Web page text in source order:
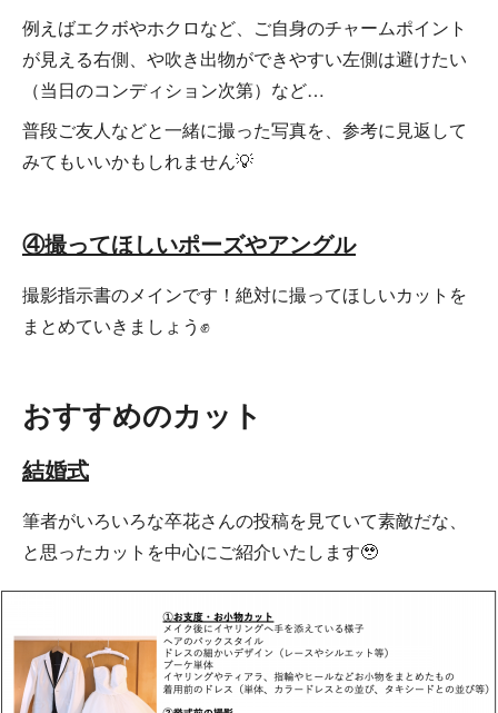
例えばエクボやホクロなど、ご自身のチャームポイント
が見える右側、や吹き出物ができやすい左側は避けたい
（当日のコンディション次第）など…
普段ご友人などと一緒に撮った写真を、参考に見返して
みてもいいかもしれません💡
④撮ってほしいポーズやアングル
撮影指示書のメインです！絶対に撮ってほしいカットを
まとめていきましょう✊
おすすめのカット
結婚式
筆者がいろいろな卒花さんの投稿を見ていて素敵だな、
と思ったカットを中心にご紹介いたします🥹